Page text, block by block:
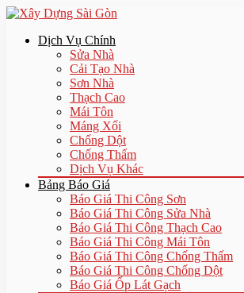
Dịch Vụ Chính
Sửa Nhà
Cải Tạo Nhà
Sơn Nhà
Thạch Cao
Mái Tôn
Máng Xối
Chống Dột
Chống Thấm
Dịch Vụ Khác
Bảng Báo Giá
Báo Giá Thi Công Sơn
Báo Giá Thi Công Sửa Nhà
Báo Giá Thi Công Thạch Cao
Báo Giá Thi Công Mái Tôn
Báo Giá Thi Công Chống Thấm
Báo Giá Thi Công Chống Dột
Báo Giá Ốp Lát Gạch